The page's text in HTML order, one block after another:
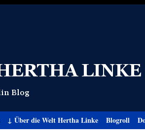
↓ Über die Welt Hertha Linke Blogroll